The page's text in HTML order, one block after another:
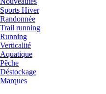
Sports Hiver
Randonnée
Trail running
Running
Verticalité
Aquatique
Pêche
Déstockage
Marques